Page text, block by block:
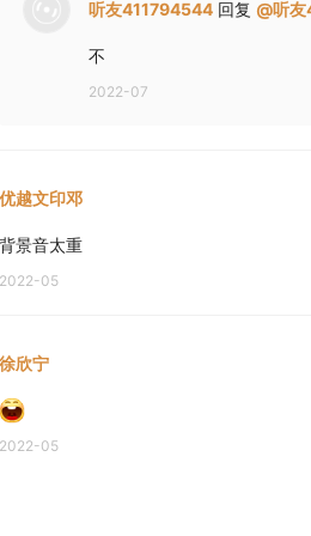
听友411794544 回复 @听
不
2022-07
优越文印邓
背景音太重
2022-05
徐欣宁
2022-05